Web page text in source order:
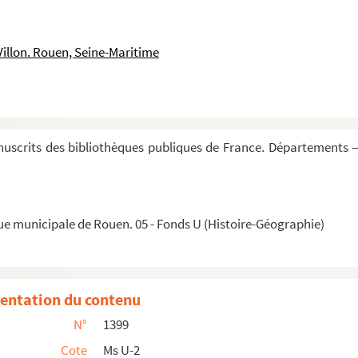
Rouen, Seine-Maritime
des bibliothèques publiques de France.
municipale de Rouen. 05 - Fonds U (Histoire-Géographie)
Jerosolimam reportata est. De illo tempore ...
»
illo, priusquam incursio... »
et Maximiano... »
Paulo... »
quondam... »
fides... »
corpora in hujus Ambianis civitatis... »
du contenu
N°
1399
Cote
Ms U-2